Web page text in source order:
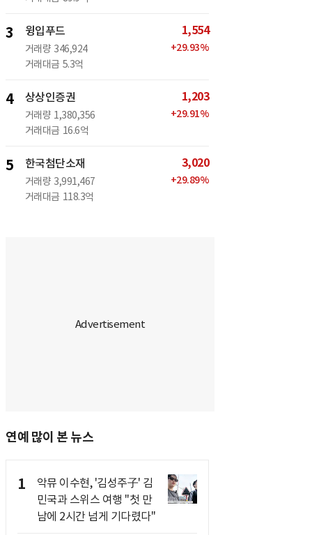
3 윙입푸드
거래량 346,924
거래대금 5.3억
1,554
+29.93%
4 상상인증권
거래량 1,380,356
거래대금 16.6억
1,203
+29.91%
5 한국첨단소재
거래량 3,991,467
거래대금 118.3억
3,020
+29.89%
연예 많이 본 뉴스
1
악뮤 이수현, '김성주子' 김
민국과 스위스 여행 "첫 만
남에 2시간 넘게 기다렸다"